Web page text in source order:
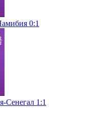
0:1
Сенегал 1:1